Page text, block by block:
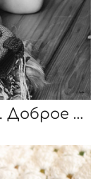
Фотосъемка дома. Варя. Доброе утро!